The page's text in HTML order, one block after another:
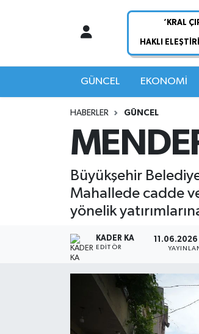
GÜNCEL EKONOMİ
HABERLER GÜNCEL
Büyükşehir
Mahallede cadde
yönelik
KADER KA
EDITÖR
Hava Durumu
Namaz Vakitleri
Trafik Durumu
Süper Lig Puan Durumu ve Fikstür
Son Dakika Haberleri